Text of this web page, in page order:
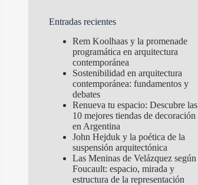
Entradas recientes
Rem Koolhaas y la promenade
programática en arquitectura
contemporánea
Sostenibilidad en arquitectura
contemporánea: fundamentos y
debates
Renueva tu espacio: Descubre las
10 mejores tiendas de decoración
en Argentina
John Hejduk y la poética de la
suspensión arquitectónica
Las Meninas de Velázquez según
Foucault: espacio, mirada y
estructura de la representación